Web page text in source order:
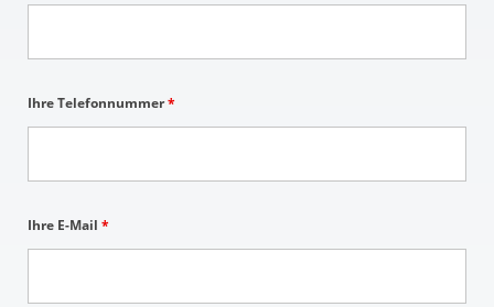
Ihre Telefonnummer*
Ihre E-Mail *